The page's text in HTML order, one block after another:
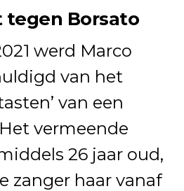
tegen Borsato
werd Marco
van het
van een
vermeende
26 jaar oud,
zanger haar vanaf